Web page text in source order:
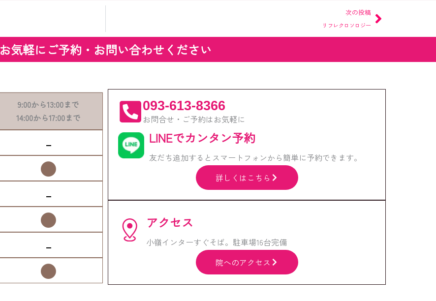
次の投稿
リフレクロソロジー
Next
お気軽にご予約・お問い合わせください
9:00から13:00まで
14:00から17:00まで
-
●
-
●
-
●
093-613-8366
お問合せ・ご予約はお気軽に
LINEでカンタン予約
友だち追加するとスマートフォンから簡単に予約できます。
詳しくはこちら
アクセス
小嶺インターすぐそば。駐車場16台完備
院へのアクセス